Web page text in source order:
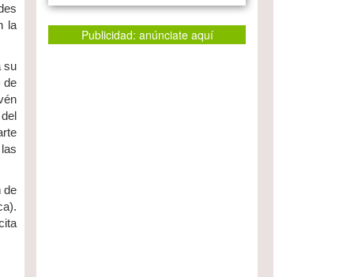
la
su
de
de
Publicidad: anúnciate aquí